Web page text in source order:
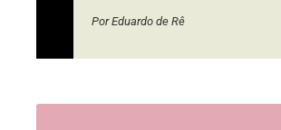
PorEduardo de Rê